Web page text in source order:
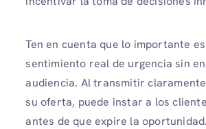
Ten en cuenta que lo importante
sentimiento real de urgencia sin
audiencia. Al transmitir
su oferta, puede instar a los
antes de que expire la oportunidad.